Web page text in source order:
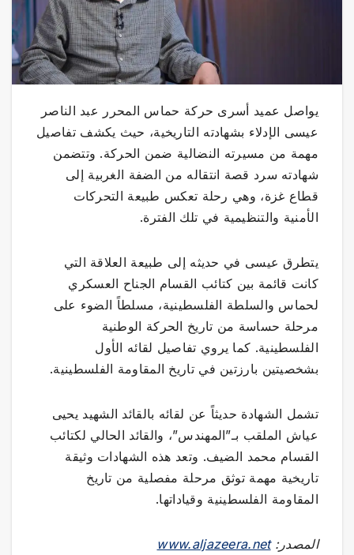
يواصل عميد أسرى حركة حماس المحرر عبد الناصر
عيسى الإدلاء بشهادته التاريخية، حيث يكشف تفاصيل
مهمة من مسيرته النضالية ضمن الحركة. وتتضمن
شهادته سرد قصة انتقاله من الضفة الغربية إلى
قطاع غزة، وهي رحلة تعكس طبيعة التحركات
الأمنية والتنظيمية في تلك الفترة.
يتطرق عيسى في حديثه إلى طبيعة العلاقة التي
كانت قائمة بين كتائب القسام الجناح العسكري
لحماس والسلطة الفلسطينية، مسلطاً الضوء على
مرحلة حساسة من تاريخ الحركة الوطنية
الفلسطينية. كما يروي تفاصيل لقائه الأول
بشخصيتين بارزتين في تاريخ المقاومة الفلسطينية.
تشمل الشهادة حديثاً عن لقائه بالقائد الشهيد يحيى
عياش الملقب بـ”المهندس”، والقائد الحالي لكتائب
القسام محمد الضيف. وتعد هذه الشهادات وثيقة
تاريخية مهمة توثق مرحلة مفصلية من تاريخ
المقاومة الفلسطينية وقياداتها.
المصدر:www.aljazeera.net